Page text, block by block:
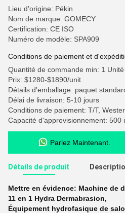
Lieu d'origine: Pékin
Nom de marque: GOMECY
Certification: CE ISO
Numéro de modèle: SPA909
Conditions de paiement et
Quantité de commande min: 1 Unité
Prix: $1280-$1890/unit
Détails d'emballage: paquet
Délai de livraison: 5-10 jours
Conditions de paiement: T/T,
Capacité d'approvisionnement: 500
Parlez Maintenant.
Détails de produit
Mettre en évidence: Machine de
11 en 1 Hydra Dermabrasion,
Équipement hydrofasique de